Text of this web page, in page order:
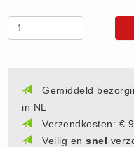
Gemiddeld
in NL
Verzendkosten: €
Veilig ensnel